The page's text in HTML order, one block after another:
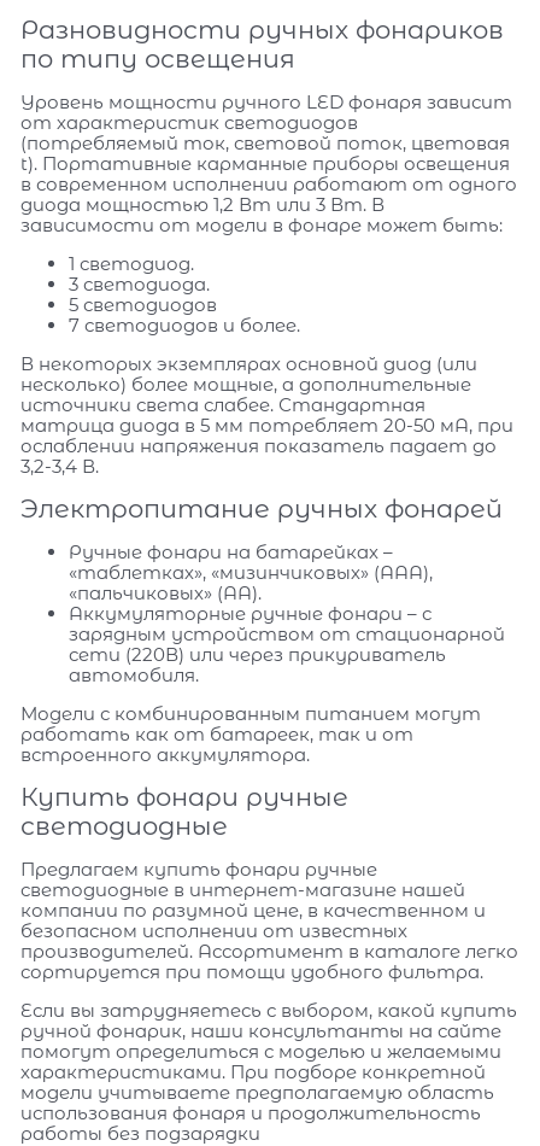
Разновидности ручных фонариков
по типу освещения
Уровень мощности ручного LED фонаря зависит
от характеристик светодиодов
(потребляемый ток, световой поток, цветовая
t). Портативные карманные приборы освещения
в современном исполнении работают от одного
диода мощностью 1,2 Вт или 3 Вт. В
зависимости от модели в фонаре может быть:
1 светодиод.
3 светодиода.
5 светодиодов
7 светодиодов и более.
В некоторых экземплярах основной диод (или
несколько) более мощные, а дополнительные
источники света слабее. Стандартная
матрица диода в 5 мм потребляет 20-50 мА, при
ослаблении напряжения показатель падает до
3,2-3,4 В.
Электропитание ручных фонарей
Ручные фонари на батарейках –
«таблетках», «мизинчиковых» (ААА),
«пальчиковых» (АА).
Аккумуляторные ручные фонари – с
зарядным устройством от стационарной
сети (220В) или через прикуриватель
автомобиля.
Модели с комбинированным питанием могут
работать как от батареек, так и от
встроенного аккумулятора.
Купить фонари ручные
светодиодные
Предлагаем купить фонари ручные
светодиодные в интернет-магазине нашей
компании по разумной цене, в качественном и
безопасном исполнении от известных
производителей. Ассортимент в каталоге легко
сортируется при помощи удобного фильтра.
Если вы затрудняетесь с выбором, какой купить
ручной фонарик, наши консультанты на сайте
помогут определиться с моделью и желаемыми
характеристиками. При подборе конкретной
модели учитываете предполагаемую область
использования фонаря и продолжительность
работы без подзарядки